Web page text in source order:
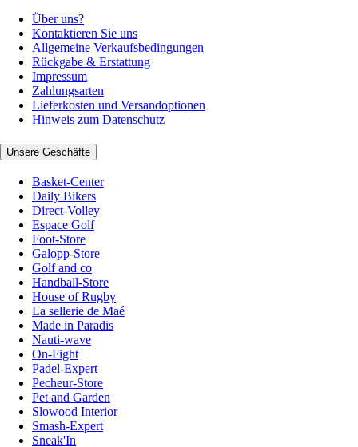
Über uns?
Kontaktieren Sie uns
Allgemeine Verkaufsbedingungen
Rückgabe & Erstattung
Impressum
Zahlungsarten
Lieferkosten und Versandoptionen
Hinweis zum Datenschutz
Unsere Geschäfte
Basket-Center
Daily Bikers
Direct-Volley
Espace Golf
Foot-Store
Galopp-Store
Golf and co
Handball-Store
House of Rugby
La sellerie de Maé
Made in Paradis
Nauti-wave
On-Fight
Padel-Expert
Pecheur-Store
Pet and Garden
Slowood Interior
Smash-Expert
Sneak'In